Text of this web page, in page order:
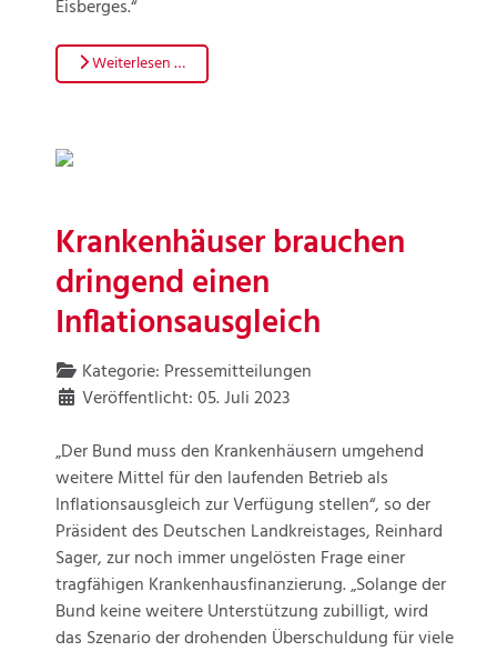
Eisberges.“
Weiterlesen …
Krankenhäuser brauchen
dringend einen
Inflationsausgleich
Kategorie: Pressemitteilungen
Veröffentlicht: 05. Juli 2023
„Der Bund muss den Krankenhäusern umgehend
weitere Mittel für den laufenden Betrieb als
Inflationsausgleich zur Verfügung stellen“, so der
Präsident des Deutschen Landkreistages, Reinhard
Sager, zur noch immer ungelösten Frage einer
tragfähigen Krankenhausfinanzierung. „Solange der
Bund keine weitere Unterstützung zubilligt, wird
das Szenario der drohenden Überschuldung für viele